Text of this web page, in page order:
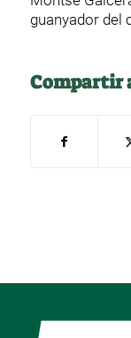
guanyador del
Compartir